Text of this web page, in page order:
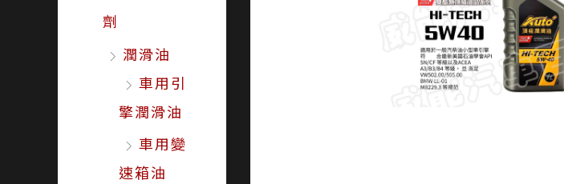
劑
潤滑油
車用引
擎潤滑油
車用變
速箱油